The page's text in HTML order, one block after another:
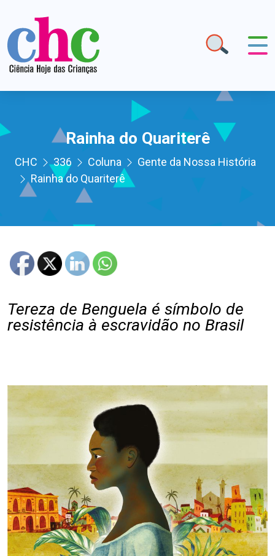
Rainha do Quariterê
CHC 336 Coluna
Gente da Nossa História
Rainha do Quariterê
Tereza de Benguela é símbolo de
resistência à escravidão no Brasil